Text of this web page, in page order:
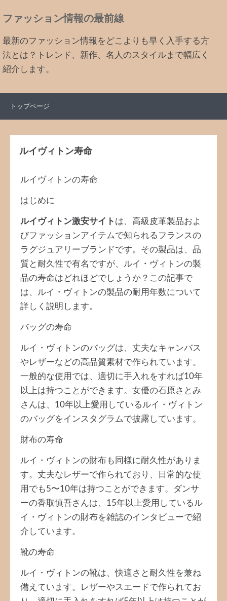
ファッション情報の最前線
最新のファッション情報をどこよりも早く入手する方
法とは？トレンド、新作、名人のスタイルまで幅広く
紹介します。
トップページ
ルイヴィトン寿命
ルイヴィトンの寿命
はじめに
ルイヴィトン激安サイト は、高級皮革製品およ
びファッションアイテムで知られるフランスの
ラグジュアリーブランドです。その製品は、品
質と耐久性で有名ですが、ルイ・ヴィトンの製
品の寿命はどれほどでしょうか？この記事で
は、ルイ・ヴィトンの製品の耐用年数について
詳しく説明します。
バッグの寿命
ルイ・ヴィトンのバッグは、丈夫なキャンバス
やレザーなどの高品質素材で作られています。
一般的な使用では、適切に手入れをすれば10年
以上は持つことができます。女優の石原さとみ
さんは、10年以上愛用しているルイ・ヴィトン
のバッグをインスタグラムで披露しています。
財布の寿命
ルイ・ヴィトンの財布も同様に耐久性がありま
す。丈夫なレザーで作られており、日常的な使
用でも5〜10年は持つことができます。ダンサ
ーの香取慎吾さんは、15年以上愛用しているル
イ・ヴィトンの財布を雑誌のインタビューで紹
介しています。
靴の寿命
ルイ・ヴィトンの靴は、快適さと耐久性を兼ね
備えています。レザーやスエードで作られてお